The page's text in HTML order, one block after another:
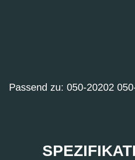
Passend zu: 050-20202